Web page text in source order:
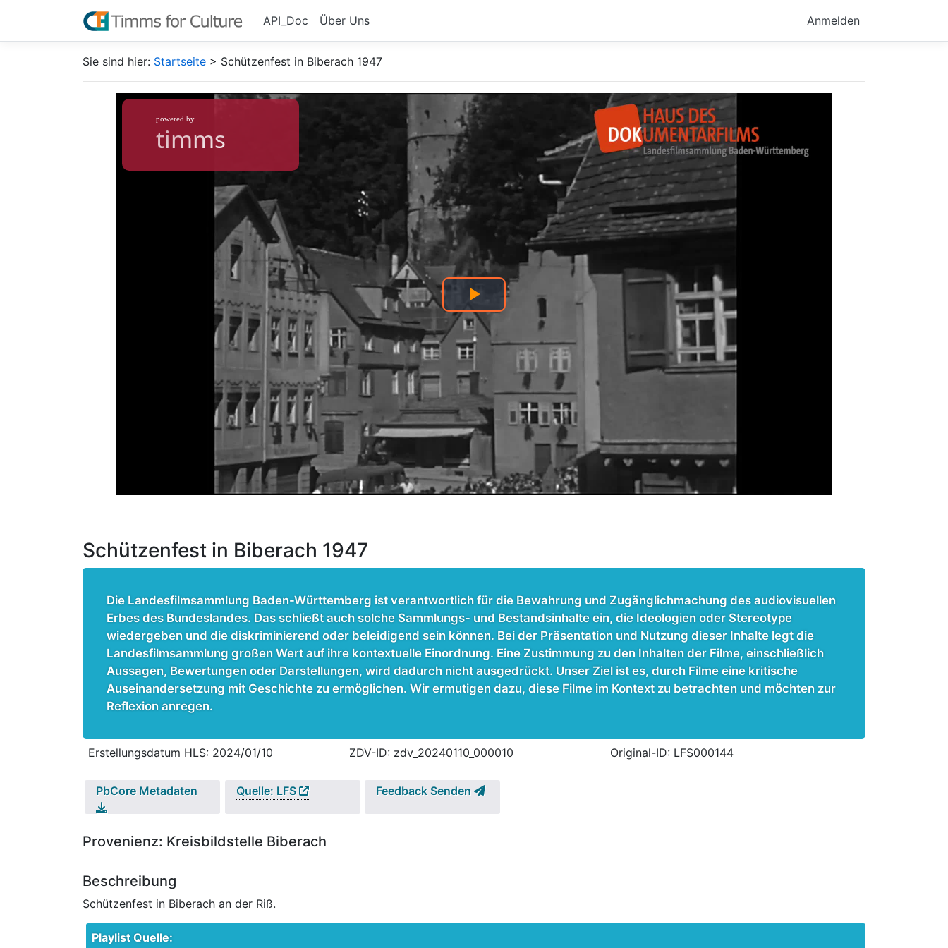
API_Doc Über Uns Anmelden
Sie sind hier: Startseite > Schützenfest in Biberach 1947
Schützenfest in Biberach 1947
Die Landesfilmsammlung Baden-Württemberg ist verantwortlich für die Bewahrung und Zugänglichmachung des audiovisuellen
Erbes des Bundeslandes. Das schließt auch solche Sammlungs- und Bestandsinhalte ein, die Ideologien oder Stereotype
wiedergeben und die diskriminierend oder beleidigend sein können. Bei der Präsentation und Nutzung dieser Inhalte legt die
Landesfilmsammlung großen Wert auf ihre kontextuelle Einordnung. Eine Zustimmung zu den Inhalten der Filme, einschließlich
Aussagen, Bewertungen oder Darstellungen, wird dadurch nicht ausgedrückt. Unser Ziel ist es, durch Filme eine kritische
Auseinandersetzung mit Geschichte zu ermöglichen. Wir ermutigen dazu, diese Filme im Kontext zu betrachten und möchten zur
Reflexion anregen.
Erstellungsdatum HLS: 2024/01/10 ZDV-ID: zdv_20240110_000010 Original-ID: LFS000144
PbCore Metadaten Quelle: LFS Feedback Senden
Provenienz: Kreisbildstelle Biberach
Beschreibung
Schützenfest in Biberach an der Riß.
Playlist Quelle: